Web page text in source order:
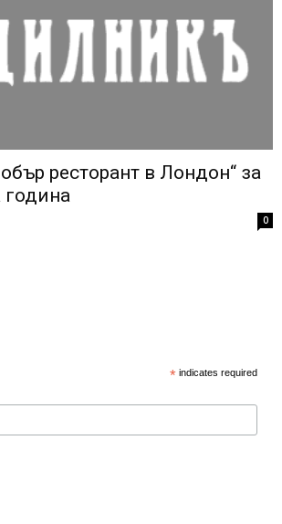
ресторант в Лондон“ за
година
0
* indicates required